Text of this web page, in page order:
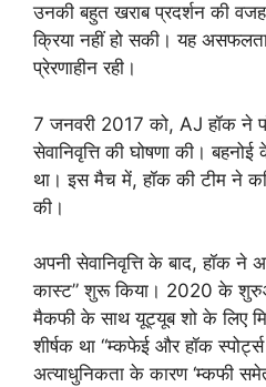
उनकी बहुत खराब प्रदर्शन की
क्रिया नहीं हो सकी। यह
प्रेरणाहीन रही।
7 जनवरी 2017 को, AJ हॉक ने
सेवानिवृत्ति की घोषणा की।
था। इस मैच में, हॉक की टीम ने
की।
अपनी सेवानिवृत्ति के बाद, हॉक ने
कास्ट” शुरू किया। 2020 के
मैकफी के साथ यूट्यूब शो के लिए
शीर्षक था “म्कफेई और हॉक
अत्याधुनिकता के कारण ‘म्कफी